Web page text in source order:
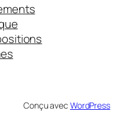
Conçu avec WordPress